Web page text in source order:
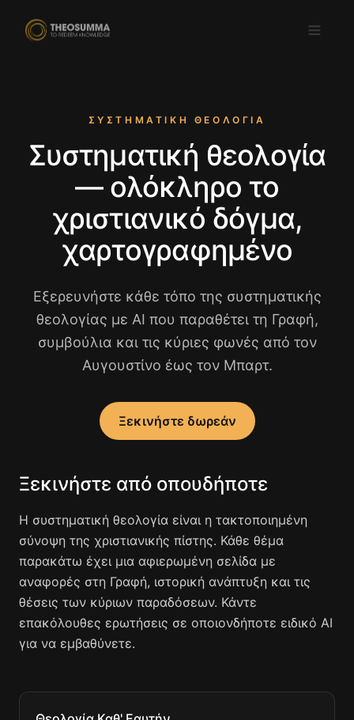
App Store Google Play
ΣΥΣΤΗΜΑΤΙΚΉ ΘΕΟΛΟΓΊΑ
Συστηματική θεολογία
— ολόκληρο το
χριστιανικό δόγμα,
χαρτογραφημένο
Εξερευνήστε κάθε τόπο της συστηματικής
θεολογίας με AI που παραθέτει τη Γραφή,
συμβούλια και τις κύριες φωνές από τον
Αυγουστίνο έως τον Μπαρτ.
Ξεκινήστε δωρεάν
Ξεκινήστε από οπουδήποτε
Η συστηματική θεολογία είναι η τακτοποιημένη
σύνοψη της χριστιανικής πίστης. Κάθε θέμα
παρακάτω έχει μια αφιερωμένη σελίδα με
αναφορές στη Γραφή, ιστορική ανάπτυξη και τις
θέσεις των κύριων παραδόσεων. Κάντε
επακόλουθες ερωτήσεις σε οποιονδήποτε ειδικό AI
για να εμβαθύνετε.